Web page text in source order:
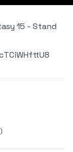
15 - Stand